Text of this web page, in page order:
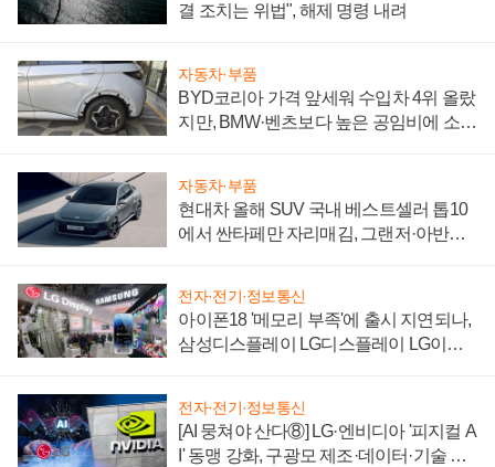
결 조치는 위법", 해제 명령 내려
자동차·부품
BYD코리아 가격 앞세워 수입차 4위 올랐
지만, BMW·벤츠보다 높은 공임비에 소비
자동차·부품
현대차 올해 SUV 국내 베스트셀러 톱10
에서 싼타페만 자리매김, 그랜저·아반떼
전자·전기·정보통신
아이폰18 '메모리 부족'에 출시 지연되나,
삼성디스플레이 LG디스플레이 LG이노
전자·전기·정보통신
[AI 뭉쳐야 산다⑧] LG·엔비디아 '피지컬 A
I' 동맹 강화, 구광모 제조·데이터·기술 결